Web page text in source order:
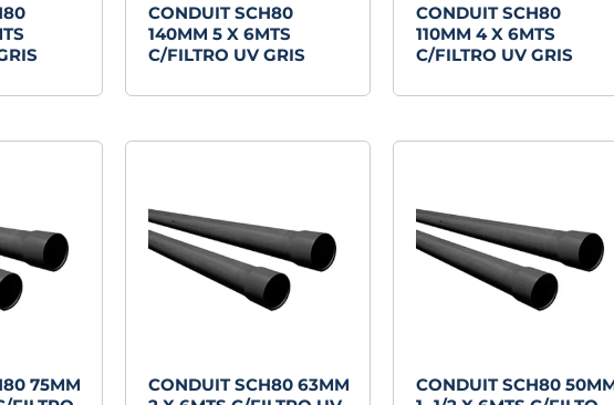
CONDUIT SCH80
140MM 5 X 6MTS
C/FILTRO UV GRIS
CONDUIT SCH80
110MM 4 X 6MTS
C/FILTRO UV GRIS
75MM
CONDUIT SCH80 63MM
CONDUIT SCH80